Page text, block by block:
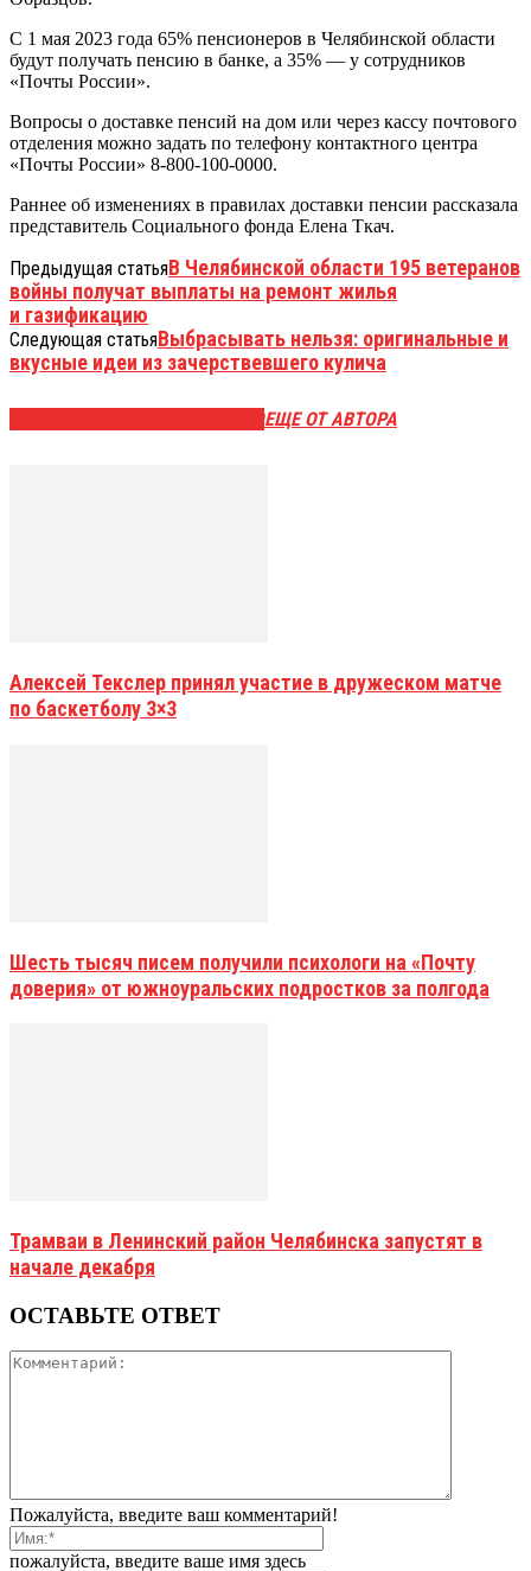
С 1 мая 2023 года 65% пенсионеров в Челябинской области
будут получать пенсию в банке, а 35% — у сотрудников
«Почты России».
Вопросы о доставке пенсий на дом или через кассу почтового
отделения можно задать по телефону контактного центра
«Почты России» 8-800-100-0000.
Раннее об изменениях в правилах доставки пенсии рассказала
представитель Социального фонда Елена Ткач.
Предыдущая статьяВ Челябинской области 195 ветеранов
войны получат выплаты на ремонт жилья
и газификацию
Следующая статьяВыбрасывать нельзя: оригинальные и
вкусные идеи из зачерствевшего кулича
ЕЩЕ ОТ АВТОРА
Алексей Текслер принял участие в дружеском матче
по баскетболу 3×3
Шесть тысяч писем получили психологи на «Почту
доверия» от южноуральских подростков за полгода
Трамваи в Ленинский район Челябинска запустят в
начале декабря
ОСТАВЬТЕ ОТВЕТ
Пожалуйста, введите ваш комментарий!
пожалуйста, введите ваше имя здесь